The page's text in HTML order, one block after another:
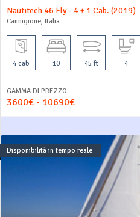
Nautitech 46 Fly - 4 + 1 Cab. (2019)
Cannigione, Italia
4 cab 10 45 ft 4
GAMMA DI PREZZO
3600€ - 10690€
Disponibilità in tempo reale